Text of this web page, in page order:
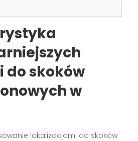
do skoków
w
lokalizacjami do skoków